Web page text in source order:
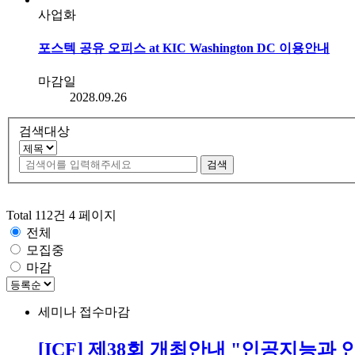
사업화
포스텍 공유 오피스 at KIC Washington DC 이용안내
마감일
2028.09.26
검색대상
Total 112건 4 페이지
전체
모집중
마감
세미나 접수마감
[ICF] 제38회 개최안내 "인공지능과